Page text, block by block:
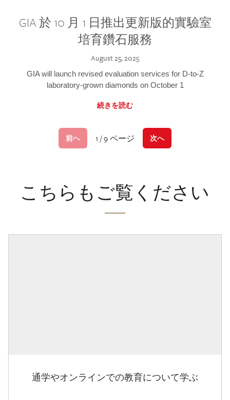
GIA 於 10 月 1 日推出更新版的實驗室
培育鑽石服務
August 25, 2025
GIA will launch revised evaluation services for D-to-Z
laboratory-grown diamonds on October 1
続きを読む
前へ 1 / 9 ページ 次へ
こちらもご覧ください
通学やオンラインでの教育について学ぶ